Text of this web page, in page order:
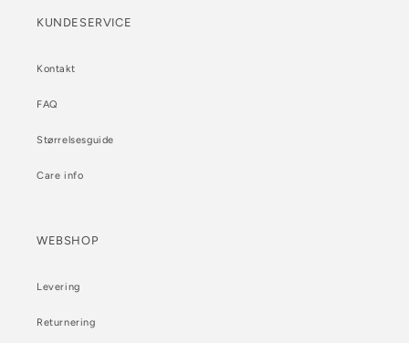
KUNDESERVICE
Kontakt
FAQ
Størrelsesguide
Care info
WEBSHOP
Levering
Returnering